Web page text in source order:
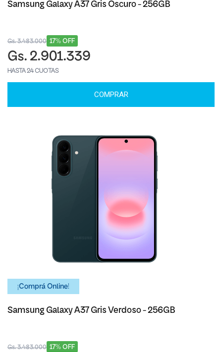
Samsung Galaxy A37 Gris Oscuro - 256GB
17% OFF
Gs. 3.483.000
Gs. 2.901.339
HASTA 24 CUOTAS
COMPRAR
¡Comprá Online!
Samsung Galaxy A37 Gris Verdoso - 256GB
17% OFF
Gs. 3.483.000